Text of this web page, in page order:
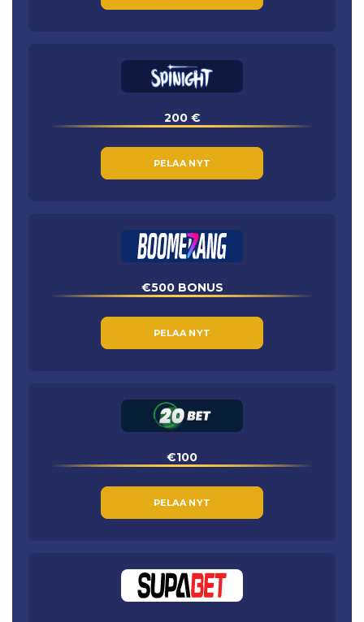
200 €
PELAA NYT
€500 BONUS
PELAA NYT
€100
PELAA NYT